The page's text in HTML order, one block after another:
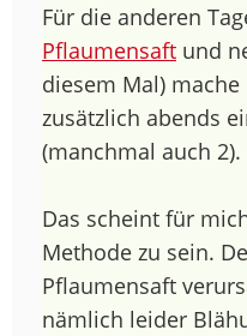
Für die anderen
Pflaumensaft und
diesem Mal)
zusätzlich abends
(manchmal auch 2).
Das scheint für
Methode zu sein.
Pflaumensaft
nämlich leider